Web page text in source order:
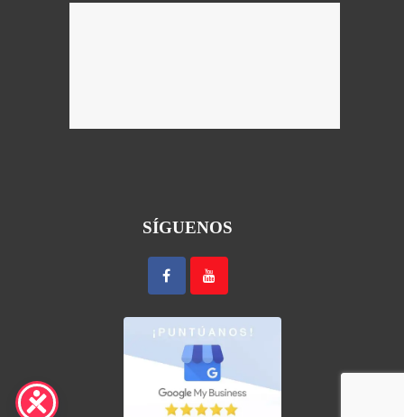
SÍGUENOS